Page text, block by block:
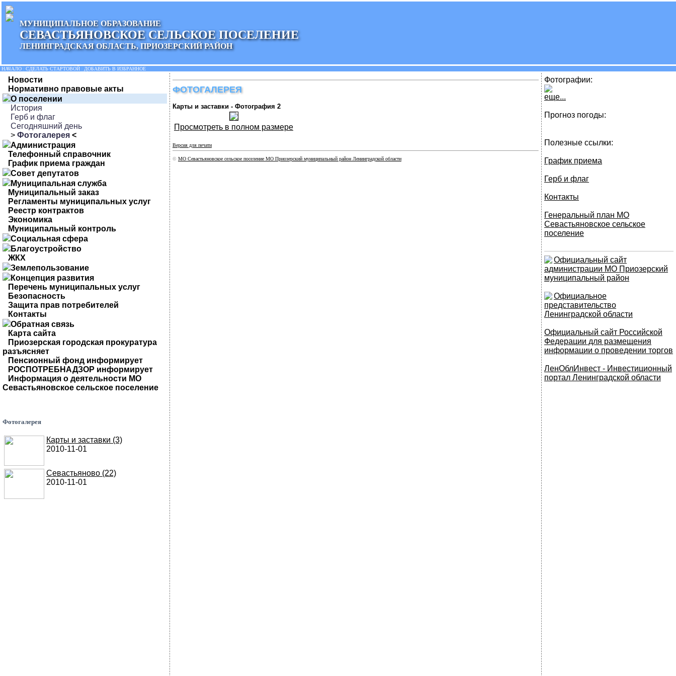
МУНИЦИПАЛЬНОЕ ОБРАЗОВАНИЕ
СЕВАСТЬЯНОВСКОЕ СЕЛЬСКОЕ ПОСЕЛЕНИЕ
ЛЕНИНГРАДСКАЯ ОБЛАСТЬ, ПРИОЗЕРСКИЙ РАЙОН
НАЧАЛО СДЕЛАТЬ СТАРТОВОЙ ДОБАВИТЬ В ИЗБРАННОЕ
Новости
Нормативно правовые акты
О поселении
История
Герб и флаг
Сегодняшний день
> Фотогалерея <
Администрация
Телефонный справочник
График приема граждан
Совет депутатов
Муниципальная служба
Муниципальный заказ
Регламенты муниципальных услуг
Реестр контрактов
Экономика
Муниципальный контроль
Социальная сфера
Благоустройство
ЖКХ
Землепользование
Концепция развития
Перечень муниципальных услуг
Безопасность
Защита прав потребителей
Контакты
Обратная связь
Карта сайта
Приозерская городская прокуратура
разъясняет
Пенсионный фонд информирует
РОСПОТРЕБНАДЗОР информирует
Информация о деятельности МО
Севастьяновское сельское поселение
Фотогалерея
Карты и заставки (3)
2010-11-01
Севастьяново (22)
2010-11-01
ФОТОГАЛЕРЕЯ
Карты и заставки - Фотография 2
Просмотреть в полном размере
Версия для печати
© МО Севастьяновское сельское поселение МО Приозерский муниципальный район Ленинградской области
Фотографии:
еще...
Прогноз погоды:
Полезные ссылки:
График приема
Герб и флаг
Контакты
Генеральный план МО
Севастьяновское сельское
поселение
Официальный сайт
администрации МО Приозерский
муниципальный район
Официальное
представительство
Ленинградской области
Официальный сайт Российской
Федерации для размещения
информации о проведении торгов
ЛенОблИнвест - Инвестиционный
портал Ленинградской области